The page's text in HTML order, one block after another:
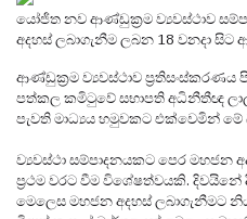
යෝජිත නව ආණ්ඩුක්‍රම ව්‍යවස්ථාව
අදහස් ලබාගැනීම ලබන 18 වනදා සිට
ආණ්ඩුක්‍රම ව්‍යවස්ථාව ප්‍රතිසංස්කරණය
පත්කල කමිටුවේ සභාපති අධිනීතීඥ
පැවති මාධ්‍යය හමුවකට එක්වෙමින් මේ
ව්‍යවස්ථා සම්පාදනයකට පෙර මහජන
ප්‍රථම වරට වීම විශේෂත්වයකි.
මෙලෙස මහජන අදහස් ලබාගැනීමට